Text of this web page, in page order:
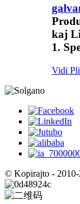
kaj
1.
Vidi Pli
© Kopirajto - 2010-